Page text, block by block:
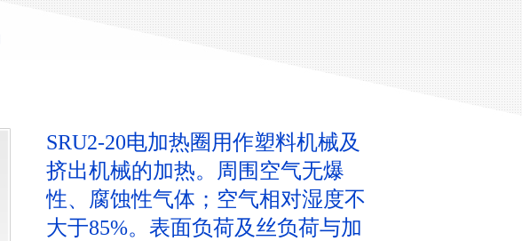
SRU2-20电加热圈用作塑料机械及
挤出机械的加热。周围空气无爆
性、腐蚀性气体；空气相对湿度不
大于85%。表面负荷及丝负荷与加